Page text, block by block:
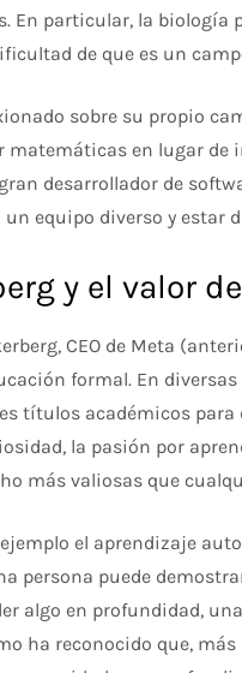
En particular, la biología
de que es un
sobre su propio
matemáticas en lugar de
desarrollador de
equipo diverso y estar
y el valor
CEO de Meta
formal. En
títulos académicos
la pasión por
más valiosas que
el aprendizaje
persona puede
algo en profundidad,
ha reconocido que,